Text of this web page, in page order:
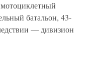
батальон, 43-
— дивизион